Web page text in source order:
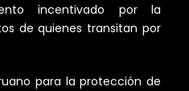
incentivado por la
de quienes transitan por
para la protección de